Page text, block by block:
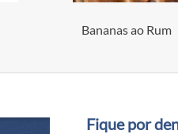
Bananas ao Rum
Fique por